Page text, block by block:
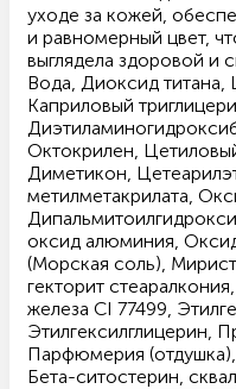
уходе за кожей,
и равномерный цвет,
выглядела здоровой и
Вода, Диоксид титана,
Каприловый
Октокрилен,
Диметикон,
метилметакрилата,
оксид алюминия,
(Морская соль),
гекторит
железа CI 77499,
Этилгексилглицерин,
Парфюмерия
Бета-ситостерин,